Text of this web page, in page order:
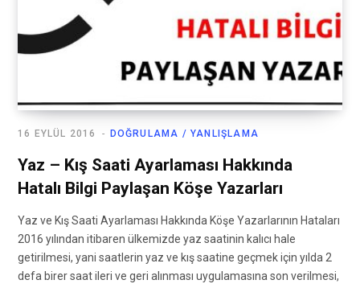
DOĞRULAMA / YANLIŞLAMA
16 EYLÜL 2016
Yaz – Kış Saati Ayarlaması Hakkında
Hatalı Bilgi Paylaşan Köşe Yazarları
Yaz ve Kış Saati Ayarlaması Hakkında Köşe Yazarlarının Hataları
2016 yılından itibaren ülkemizde yaz saatinin kalıcı hale
getirilmesi, yani saatlerin yaz ve kış saatine geçmek için yılda 2
defa birer saat ileri ve geri alınması uygulamasına son verilmesi,